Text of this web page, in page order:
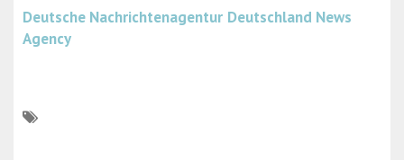
Deutsche Nachrichtenagentur Deutschland News
Agency